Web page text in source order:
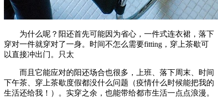
为什么呢？阳还首先可能因为省心，一件式连衣裙，落下
穿对一件就穿对了一身。时间不怎么需要fitting，穿上茶歇可
以直接冲出门。只太
而且它能应对的阳还场合也很多，上班、落下周末、时间
下午茶、穿上茶歇度假都没什么问题（疫情什么时候能把我的
生活还给我！）。实穿之余，也能带给都市生活一点点浪漫。